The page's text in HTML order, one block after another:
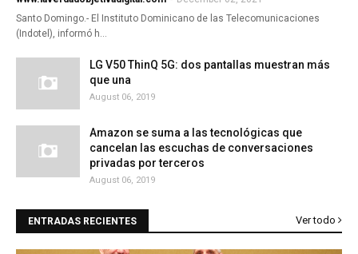
Santo Domingo.- El Instituto Dominicano de las Telecomunicaciones
(Indotel), informó h…
LG V50 ThinQ 5G: dos pantallas muestran más
que una
August 06, 2019
Amazon se suma a las tecnológicas que
cancelan las escuchas de conversaciones
privadas por terceros
August 06, 2019
ENTRADAS RECIENTES Ver todo